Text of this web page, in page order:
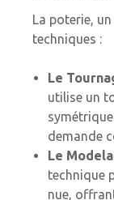
La poterie,
techniques :
Le
utilise un
demande
Le
technique
nue,